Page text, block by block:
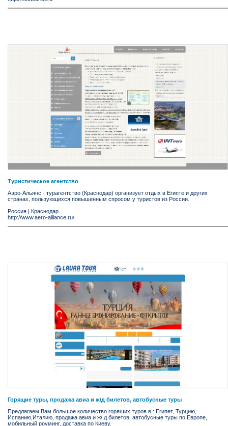
Туристическое агентство
Аэро-Альянс - турагентство (Краснодар) организует отдых в Египте и других
странах, пользующихся повышенным спросом у туристов из России.
Россия | Краснодар
http://www.aero-alliance.ru/
Горящие туры, продажа авиа и ж/д билетов, автобусные туры
Предлагаем Вам большое количество горящих туров в : Египет, Турцию,
Испанию,Италию, продажа авиа и ж/ д билетов, автобусные туры по Европе,
мобильный роуминг, доставка по Киеву.